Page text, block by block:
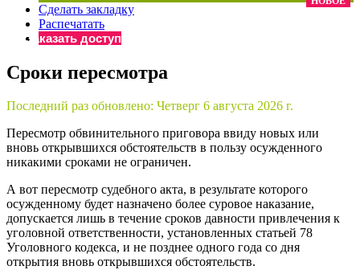
Бератор
«Практическая энциклопедия бухгалтера»
«Нормативные акты для бухгалтера»
«Практическая бухгалтерия»
Онлайн-сервисы «Учетная политика» и «Алгоритмы
Сделать закладку
Распечатать
Заказать доступ
Сроки пересмотра
Последний раз обновлено: Четверг 6 августа 2026 г.
Пересмотр обвинительного приговора ввиду новых или
вновь открывшихся обстоятельств в пользу осужденного
никакими сроками не ограничен.
А вот пересмотр судебного акта, в результате которого
осужденному будет назначено более суровое наказание,
допускается лишь в течение сроков давности привлечения к
уголовной ответственности, установленных статьей 78
Уголовного кодекса, и не позднее одного года со дня
открытия вновь открывшихся обстоятельств.